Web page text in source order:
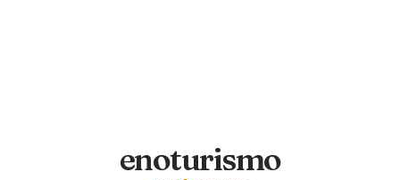
enoturismo